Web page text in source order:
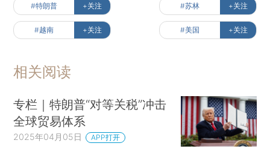
#特朗普 +关注 #苏林 +关注
#越南 +关注 #美国 +关注
相关阅读
专栏｜特朗普“对等关税”冲击
全球贸易体系
2025年04月05日 APP打开